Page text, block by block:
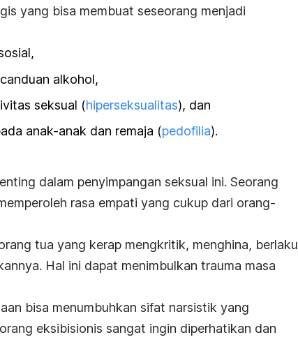
yang bisa membuat seseorang menjadi
alkohol,
seksual (hiperseksualitas), dan
anak-anak dan remaja (pedofilia).
dalam penyimpangan seksual ini. Seorang
rasa empati yang cukup dari orang-
tua yang kerap mengkritik, menghina, berlaku
Hal ini dapat menimbulkan trauma masa
bisa menumbuhkan sifat narsistik yang
eksibisionis sangat ingin diperhatikan dan